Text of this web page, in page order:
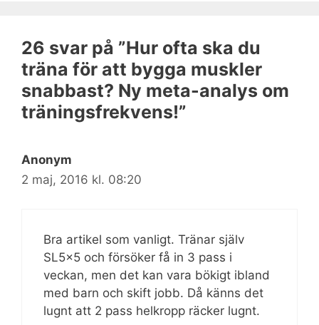
26 svar på ”Hur ofta ska du
träna för att bygga muskler
snabbast? Ny meta-analys om
träningsfrekvens!”
Anonym
2 maj, 2016 kl. 08:20
Bra artikel som vanligt. Tränar själv
SL5x5 och försöker få in 3 pass i
veckan, men det kan vara bökigt ibland
med barn och skift jobb. Då känns det
lugnt att 2 pass helkropp räcker lugnt.